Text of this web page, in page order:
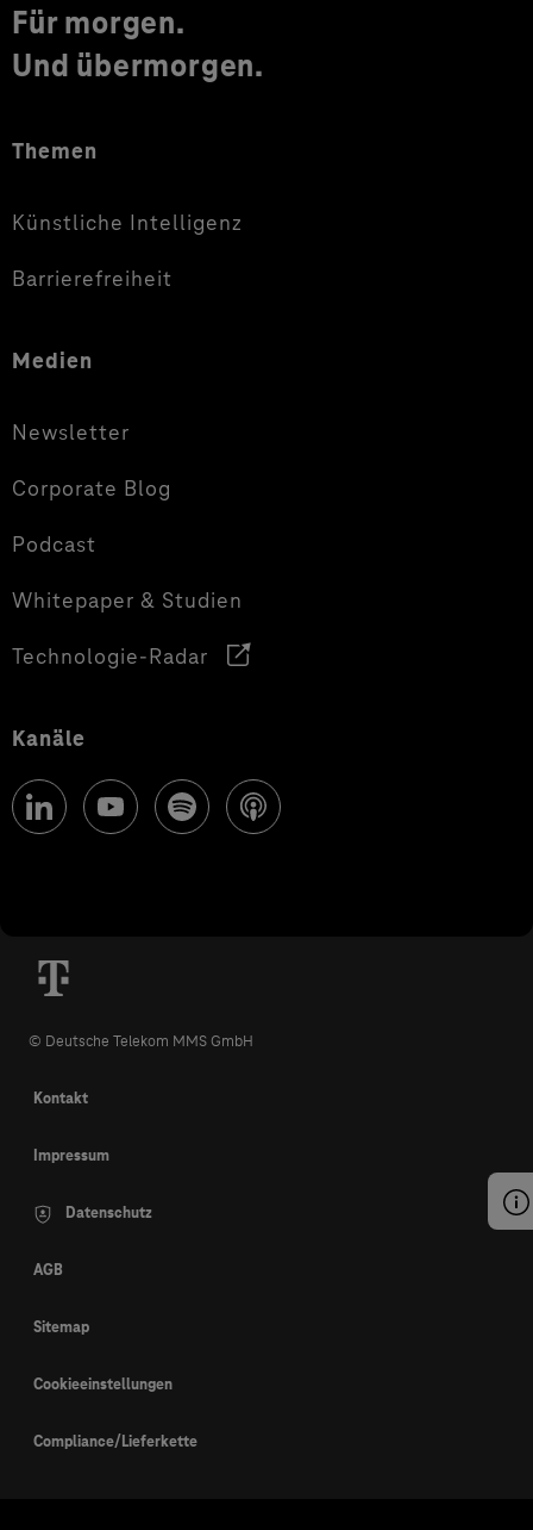
Für morgen.
Und übermorgen.
Themen
Künstliche Intelligenz
Barrierefreiheit
Medien
Newsletter
Corporate Blog
Podcast
Whitepaper & Studien
Technologie-Radar
Kanäle
© Deutsche Telekom MMS GmbH
Kontakt
Impressum
Datenschutz
AGB
Sitemap
Cookieeinstellungen
Compliance/Lieferkette